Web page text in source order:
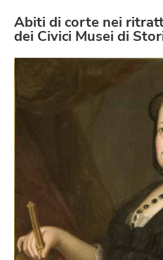
Abiti di corte nei
dei Civici Musei di